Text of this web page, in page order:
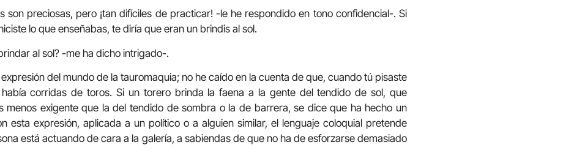
son preciosas, pero ¡tan difíciles de practicar! -le he respondido en tono confidencial-. Si
lo que enseñabas, te diría que eran un brindis al sol.
al sol? -me ha dicho intrigado-.
del mundo de la tauromaquia; no he caído en la cuenta de que, cuando tú pisaste
corridas de toros. Si un torero brinda la faena a la gente del tendido de sol, que
menos exigente que la del tendido de sombra o la de barrera, se dice que ha hecho un
esta expresión, aplicada a un político o a alguien similar, el lenguaje coloquial pretende
está actuando de cara a la galería, a sabiendas de que no ha de esforzarse demasiado